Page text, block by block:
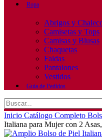
Ropa
Abrigos y
Camisetas y Tops
Camisas y Blusas
Chaquetas
Faldas
Pantalones
Vestidos
Guía de Pedidos
Inicio Catálogo Completo
Italiana para Mujer con 2